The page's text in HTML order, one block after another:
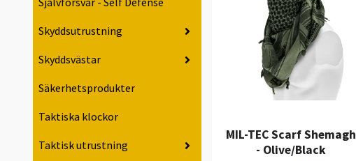
Skyddsutrustning
Skyddsvästar
Säkerhetsprodukter
Taktiska klockor
Taktisk utrustning
MIL-TEC Scarf Shemagh
- Olive/Black